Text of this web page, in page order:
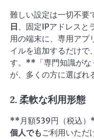
難しい設定は一切不要
日 、固定IPアドレスと
用の端末に、専用アプ
イルを追加するだけで
す。**「専門知識がな
が、多くの方に選ばれ
2. 柔軟な利用形態
**月額539円（税込）
個人でも ご利用いただ